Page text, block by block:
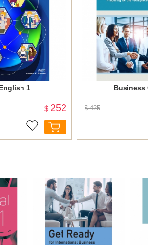
1
$ 252
Business
$ 425